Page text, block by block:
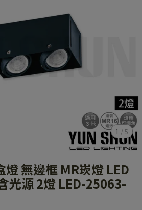
1 /5
燈 無邊框 MR崁燈 LED
光源 2燈 LED-25063-